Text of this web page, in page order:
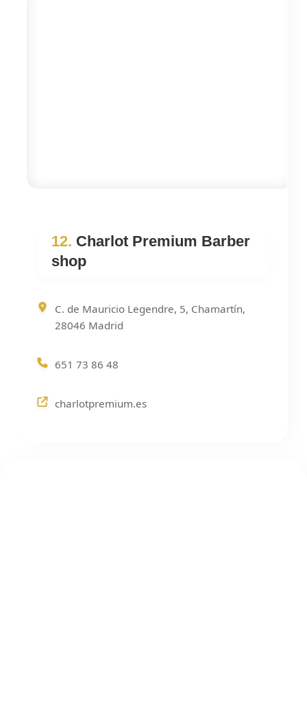
12. Charlot Premium Barber
shop
C. de Mauricio Legendre, 5, Chamartín,
28046 Madrid
651 73 86 48
charlotpremium.es